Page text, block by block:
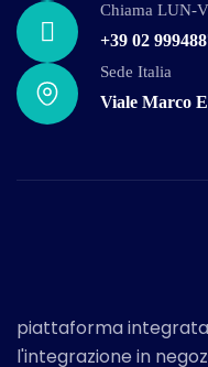
Chiama LUN-
+39 02
Sede Italia
Viale Marco
piattaforma
l'integrazione in